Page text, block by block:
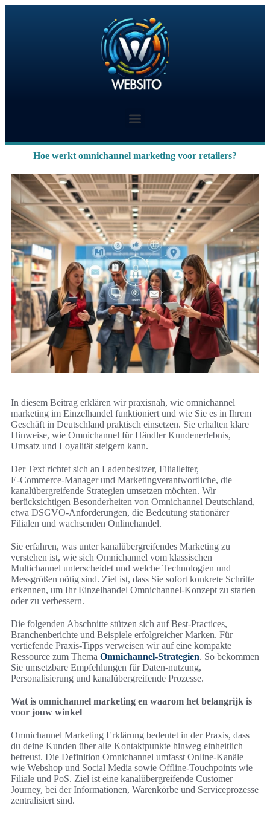
Hoe werkt omnichannel marketing voor retailers?
In diesem Beitrag erklären wir praxisnah, wie omnichannel
marketing im Einzelhandel funktioniert und wie Sie es in Ihrem
Geschäft in Deutschland praktisch einsetzen. Sie erhalten klare
Hinweise, wie Omnichannel für Händler Kundenerlebnis,
Umsatz und Loyalität steigern kann.
Der Text richtet sich an Ladenbesitzer, Filialleiter,
E‑Commerce‑Manager und Marketingverantwortliche, die
kanalübergreifende Strategien umsetzen möchten. Wir
berücksichtigen Besonderheiten von Omnichannel Deutschland,
etwa DSGVO-Anforderungen, die Bedeutung stationärer
Filialen und wachsenden Onlinehandel.
Sie erfahren, was unter kanalübergreifendes Marketing zu
verstehen ist, wie sich Omnichannel vom klassischen
Multichannel unterscheidet und welche Technologien und
Messgrößen nötig sind. Ziel ist, dass Sie sofort konkrete Schritte
erkennen, um Ihr Einzelhandel Omnichannel-Konzept zu starten
oder zu verbessern.
Die folgenden Abschnitte stützen sich auf Best‑Practices,
Branchenberichte und Beispiele erfolgreicher Marken. Für
vertiefende Praxis-Tipps verweisen wir auf eine kompakte
Ressource zum Thema Omnichannel-Strategien. So bekommen
Sie umsetzbare Empfehlungen für Daten‑nutzung,
Personalisierung und kanalübergreifende Prozesse.
Wat is omnichannel marketing en waarom het belangrijk is
voor jouw winkel
Omnichannel Marketing Erklärung bedeutet in der Praxis, dass
du deine Kunden über alle Kontaktpunkte hinweg einheitlich
betreust. Die Definition Omnichannel umfasst Online‑Kanäle
wie Webshop und Social Media sowie Offline‑Touchpoints wie
Filiale und PoS. Ziel ist eine kanalübergreifende Customer
Journey, bei der Informationen, Warenkörbe und Serviceprozesse
zentralisiert sind.